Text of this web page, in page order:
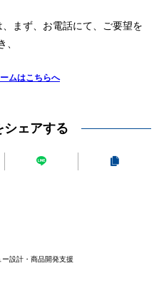
まず、お電話にて、ご要望を
、
ムはこちらへ
シェアする
設計・商品開発支援